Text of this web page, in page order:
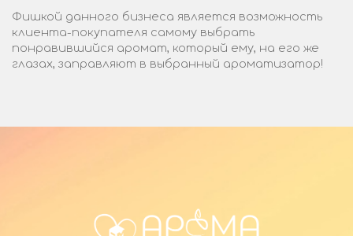
Фишкой данного бизнеса является возможность
клиента-покупателя самому выбрать
понравившийся аромат, который ему, на его же
глазах, заправляют в выбранный ароматизатор!